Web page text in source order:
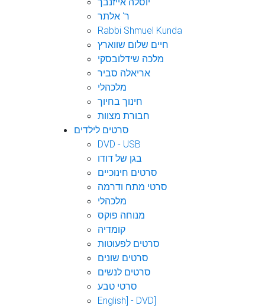
ר' אלתר
Rabbi Shmuel Kunda
חיים שלום שווארץ
מלכה שידלובסקי
אריאלה סביר
מלכהלי
חינוך בחיוך
חבורת מצוות
סרטים לילדים
DVD - USB
בגן של דודו
סרטים חינוכיים
סרטי מתח ודרמה
מלכהלי
מנוחה פוקס
קומדיה
סרטים לפעוטות
סרטים שונים
סרטים לנשים
סרטי טבע
English] - DVD]